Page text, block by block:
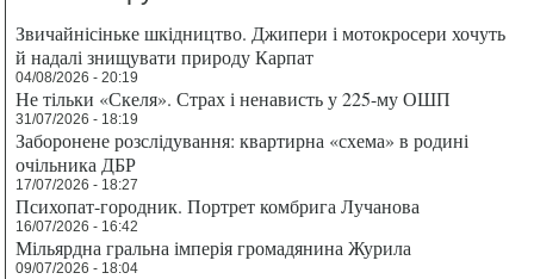
Звичайнісіньке шкідництво. Джипери і мотокросери хочуть
й надалі знищувати природу Карпат
04/08/2026 - 20:19
Не тільки «Скеля». Страх і ненависть у 225-му ОШП
31/07/2026 - 18:19
Заборонене розслідування: квартирна «схема» в родині
очільника ДБР
17/07/2026 - 18:27
Психопат-городник. Портрет комбрига Лучанова
16/07/2026 - 16:42
Мільярдна гральна імперія громадянина Журила
09/07/2026 - 18:04